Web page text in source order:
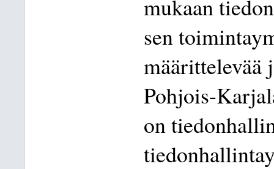
mukaan
sen
määrittelevää
Pohjois-
on